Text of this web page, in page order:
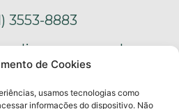
de Cookies
usamos tecnologias como
informações do dispositivo. Não
3553-8883
Brasília - DF, 70610-